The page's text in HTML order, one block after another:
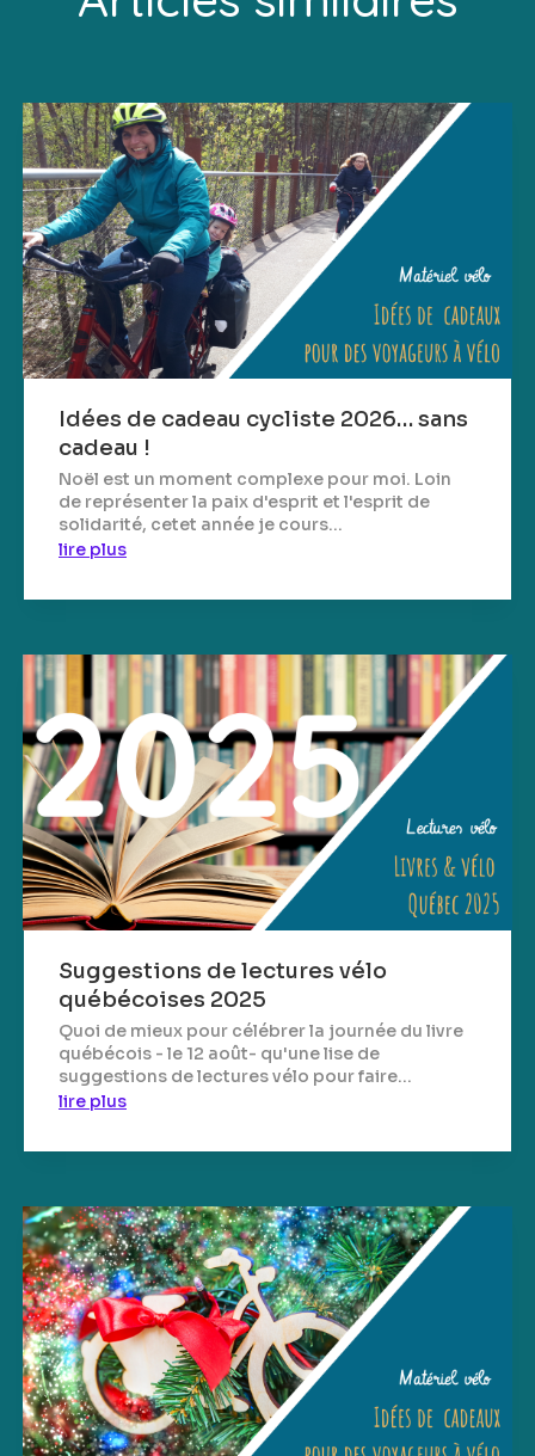
Idées de cadeau cycliste 2026… sans
cadeau !
Noël est un moment complexe pour moi. Loin
de représenter la paix d'esprit et l'esprit de
solidarité, cetet année je cours...
lire plus
Suggestions de lectures vélo
québécoises 2025
Quoi de mieux pour célébrer la journée du livre
québécois - le 12 août- qu'une lise de
suggestions de lectures vélo pour faire...
lire plus